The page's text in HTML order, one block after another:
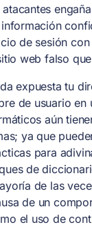
de sesión
web falso
expuesta tu
de usuario en
aún
ya que
para
de
de las
de un
el uso de